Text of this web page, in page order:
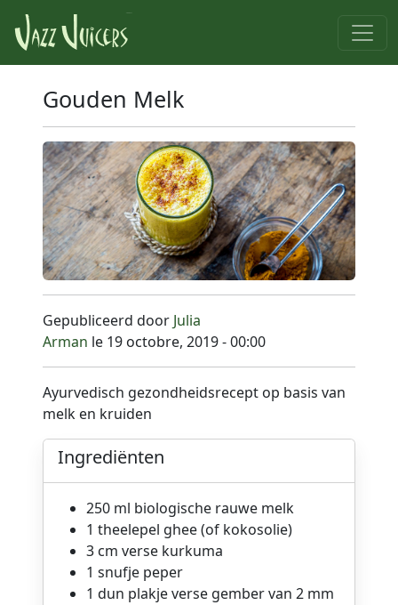
Gouden Melk
Gepubliceerd door Julia
Arman le 19 octobre, 2019 - 00:00
Ayurvedisch gezondheidsrecept op basis van
melk en kruiden
Ingrediënten
250 ml biologische rauwe melk
1 theelepel ghee (of kokosolie)
3 cm verse kurkuma
1 snufje peper
1 dun plakje verse gember van 2 mm